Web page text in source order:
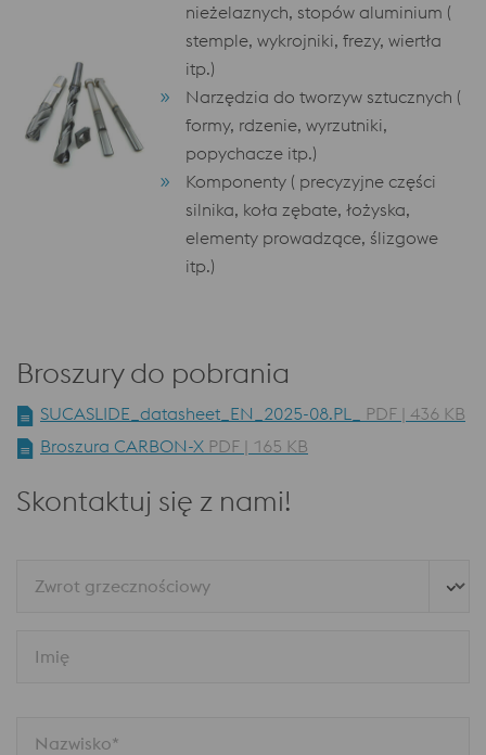
nieżelaznych, stopów aluminium (
stemple, wykrojniki, frezy, wiertła
itp.)
Narzędzia do tworzyw sztucznych (
formy, rdzenie, wyrzutniki,
popychacze itp.)
Komponenty ( precyzyjne części
silnika, koła zębate, łożyska,
elementy prowadzące, ślizgowe
itp.)
Broszury do pobrania
SUCASLIDE_datasheet_EN_2025-08.PL_ PDF | 436 KB
Broszura CARBON-X PDF | 165 KB
Skontaktuj się z nami!
Zwrot grzecznościowy
Imię
Nazwisko*